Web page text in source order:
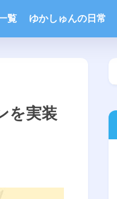
覧 ゆかしゅんの日常
を実装